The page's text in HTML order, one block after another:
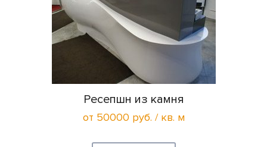
Ресепшн из камня
от 50000 руб. / кв. м